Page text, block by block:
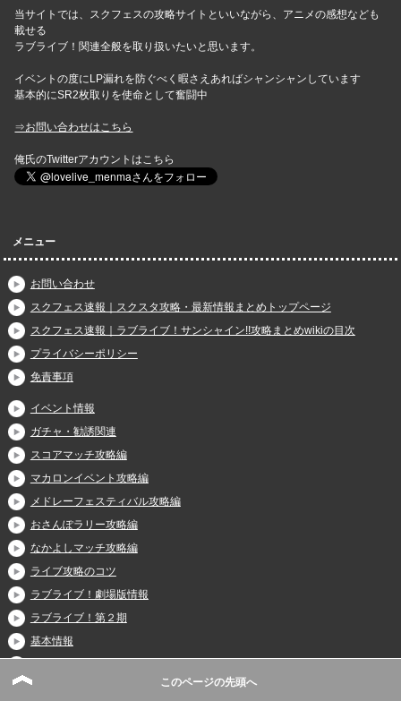
当サイトでは、スクフェスの攻略サイトといいながら、アニメの感想なども
載せる
ラブライブ！関連全般を取り扱いたいと思います。
イベントの度にLP漏れを防ぐべく暇さえあればシャンシャンしています
基本的にSR2枚取りを使命として奮闘中
⇒お問い合わせはこちら
俺氏のTwitterアカウントはこちら
メニュー
お問い合わせ
スクフェス速報｜スクスタ攻略・最新情報まとめトップページ
スクフェス速報｜ラブライブ！サンシャイン!!攻略まとめwikiの目次
プライバシーポリシー
免責事項
イベント情報
ガチャ・勧誘関連
スコアマッチ攻略編
マカロンイベント攻略編
メドレーフェスティバル攻略編
おさんぽラリー攻略編
なかよしマッチ攻略編
ライブ攻略のコツ
ラブライブ！劇場版情報
ラブライブ！第２期
基本情報
裏ワザ・チート
このページの先頭へ